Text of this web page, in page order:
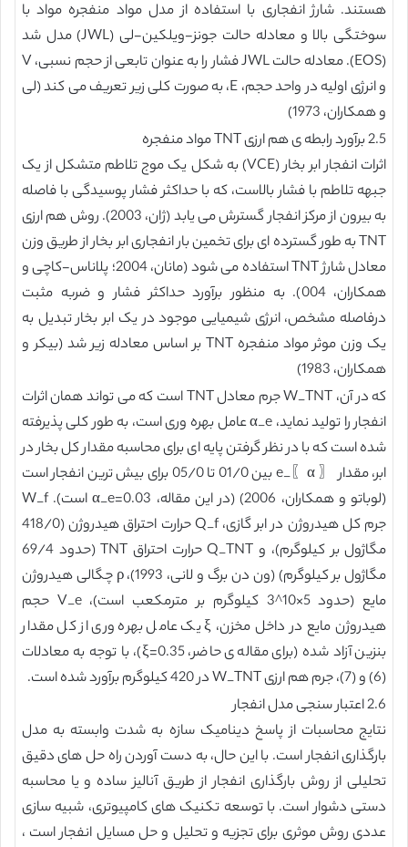
هستند. شارژ انفجاری با استفاده از مدل مواد منفجره مواد با
سوختگی بالا و معادله حالت جونز-ویلکین-لی (JWL) مدل شد
(EOS). معادله حالت JWL فشار را به عنوان تابعی از حجم نسبی، V
و انرژی اولیه در واحد حجم، E، به صورت کلی زیر تعریف می کند (لی
و همکاران، 1973)
2.5 برآورد رابطه ی هم ارزی TNT مواد منفجره
اثرات انفجار ابر بخار (VCE) به شکل یک موج تلاطم متشکل از یک
جبهه تلاطم با فشار بالاست، که با حداکثر فشار پوسیدگی با فاصله
به بیرون از مرکز انفجار گسترش می یابد (ژان، 2003). روش هم ارزی
TNT به طور گسترده ای برای تخمین بار انفجاری ابر بخار از طریق وزن
معادل شارژ TNT استفاده می شود (مانان، 2004؛ پلاناس-کاچی و
همکاران، 004). به منظور برآورد حداکثر فشار و ضربه مثبت
درفاصله مشخص، انرژی شیمیایی موجود در یک ابر بخار تبدیل به
یک وزن موثر مواد منفجره TNT بر اساس معادله زیر شد (بیکر و
همکاران، 1983)
که در آن، W_TNT جرم معادل TNT است که می تواند همان اثرات
انفجار را تولید نماید، α_e عامل بهره وری است، به طور کلی پذیرفته
شده است که با در نظر گرفتن پایه ای برای محاسبه مقدار کل بخار در
ابر، مقدار 〖 α〗_e بین 01/0 تا 05/0 برای بیش ترین انفجار است
(لوباتو و همکاران، 2006) (در این مقاله، α_e=0.03 است). W_f
جرم کل هیدروژن در ابر گازی، Q_f حرارت احتراق هیدروژن (418/0
مگاژول بر کیلوگرم)، و Q_TNT حرارت احتراق TNT (حدود 69/4
مگاژول بر کیلوگرم) (ون دن برگ و لانی، 1993)، ρ چگالی هیدروژن
مایع (حدود 5×10^3 کیلوگرم بر مترمکعب است)، V_e حجم
هیدروژن مایع در داخل مخزن، ξ یک عامل بهره وری از کل مقدار
بنزین آزاد شده (برای مقاله ی حاضر، ξ=0.35)، با توجه به معادلات
(6) و (7)، جرم هم ارزی W_TNT در 420 کیلوگرم برآورد شده است.
2.6 اعتبار سنجی مدل انفجار
نتایج محاسبات از پاسخ دینامیک سازه به شدت وابسته به مدل
بارگذاری انفجار است. با این حال، به دست آوردن راه حل های دقیق
تحلیلی از روش بارگذاری انفجار از طریق آنالیز ساده و یا محاسبه
دستی دشوار است. با توسعه تکنیک های کامپیوتری، شبیه سازی
عددی روش موثری برای تجزیه و تحلیل و حل مسایل انفجار است ،